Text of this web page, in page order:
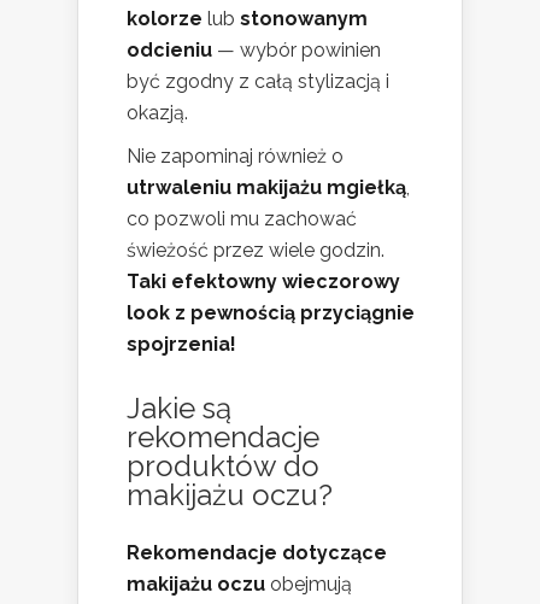
kolorze lub stonowanym
odcieniu — wybór powinien
być zgodny z całą stylizacją i
okazją.
Nie zapominaj również o
utrwaleniu makijażu mgiełką
co pozwoli mu zachować
świeżość przez wiele godzin.
Taki efektowny wieczorowy
look z pewnością przyciągnie
spojrzenia!
Jakie są
rekomendacje
produktów do
makijażu oczu?
Rekomendacje dotyczące
makijażu oczu obejmują